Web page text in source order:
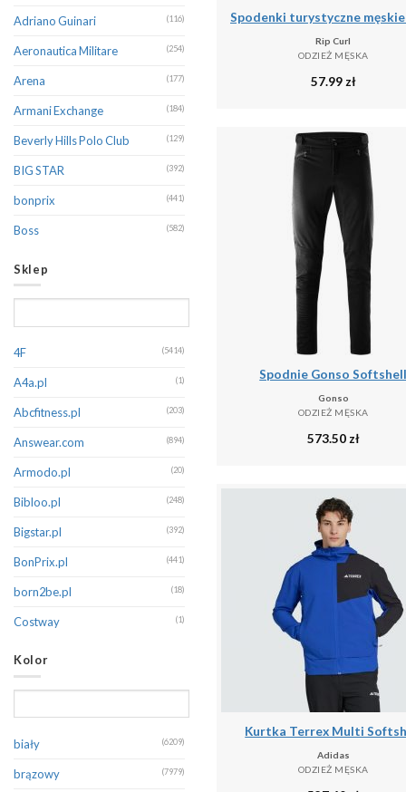
Adriano Guinari (116)
Aeronautica Militare (254)
Arena (177)
Armani Exchange (184)
Beverly Hills Polo Club (129)
BIG STAR (392)
bonprix (441)
Boss (582)
CALVIN KLEIN
Camel Active (369)
Canadian Peak (199)
Champion (326)
CMP (399)
Columbia (174)
Dare 2B (389)
Decathlon (128)
Diesel (145)
Dsquared2 (132)
Dstrezzed (321)
Eight2Nine
Endurance (123)
Erima (262)
Sklep
4F (5414)
A4a.pl (1)
Abcfitness.pl (203)
Answear.com (894)
Armodo.pl (20)
Bibloo.pl (248)
Bigstar.pl (392)
BonPrix.pl (441)
born2be.pl (18)
Costway (1)
Denimo.com
Emaga (1)
Eobuwie (179)
Kolor
biały (6209)
brązowy (7979)
Rip Curl
ODZIEŻ MĘSKA
57.99 zł
Spodnie Gonso Softshell
Gonso
ODZIEŻ MĘSKA
573.50 zł
Kurtka Terrex Multi
Adidas
ODZIEŻ MĘSKA